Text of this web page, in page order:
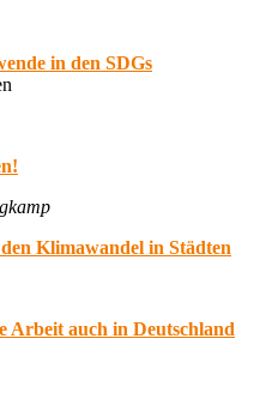
in den SDGs
Klimawandel in Städten
Arbeit auch in Deutschland